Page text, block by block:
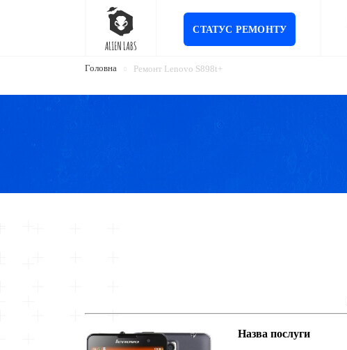
Головна Ремонт Lenovo S898t+
Назва послуги
СТАТУС РЕМОНТУ